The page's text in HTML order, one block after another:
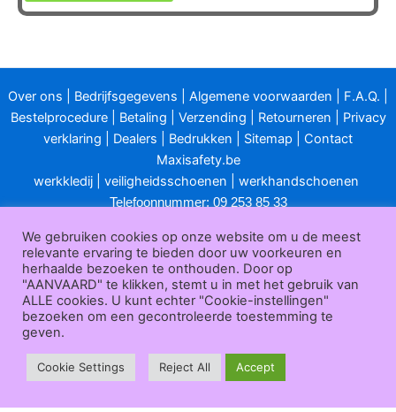
Over ons Bedrijfsgegevens Algemene voorwaarden F.A.Q.
Bestelprocedure| Betaling Verzending Retourneren
Privacy
verklaring
Dealers Bedrukken Sitemap
Contact
Maxisafety.be
werkkledij
veiligheidsschoenen werkhandschoenen
Telefoonnummer: 09 253 85 33
E-mailadres: info@maxisafety.be
Openingsuren klantendienst:
van maandag t/m vrijdag van 8u00 tot 12u00 en van 13u00 tot
17u00.
Maxisafety.be © 2025
We gebruiken cookies op onze website om u de meest
relevante ervaring te bieden door uw voorkeuren en
herhaalde bezoeken te onthouden. Door op
"AANVAARD" te klikken, stemt u in met het gebruik van
ALLE cookies. U kunt echter "Cookie-instellingen"
bezoeken om een gecontroleerde toestemming te
geven.
Cookie Settings Reject All Accept